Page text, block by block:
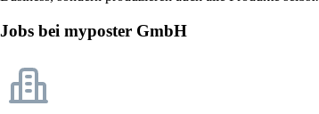
Jobs bei myposter GmbH